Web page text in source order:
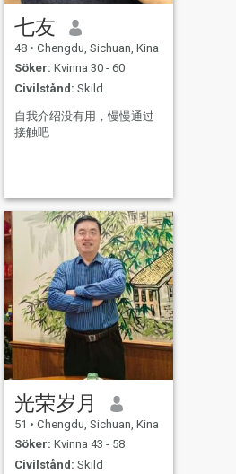
七友
48 • Chengdu, Sichuan, Kina
Söker: Kvinna 30 - 60
Civilstånd: Skild
自我介绍没有用，慢慢通过
接触吧
光荣岁月
51 • Chengdu, Sichuan, Kina
Söker: Kvinna 43 - 58
Civilstånd: Skild